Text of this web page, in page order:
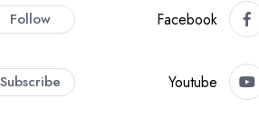
Facebook
Follow
Youtube
Subscribe